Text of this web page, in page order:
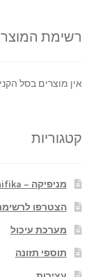
רשימת
אין מוצרים בסל
קטגוריות
מניפיקה – manifika
הצטרפו
מערכת עיכול
תוספי תזונה